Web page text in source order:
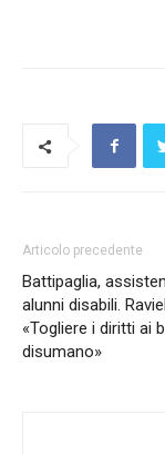
Articolo precedente
Battipaglia,
alunni disabili.
«Togliere i diritti ai
disumano»